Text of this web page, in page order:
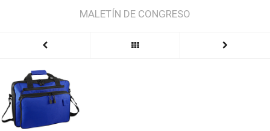
MALETÍN DE CONGRESO